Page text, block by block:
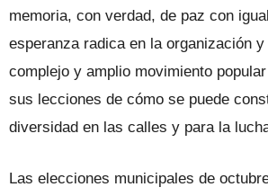
memoria, con verdad, de paz con
esperanza radica en la organización y
complejo y amplio movimiento
sus lecciones de cómo se puede
diversidad en las calles y para la
Las elecciones municipales de